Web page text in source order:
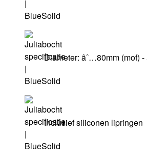
Diameter: âˆ…80mm (mof) -
Inclusief siliconen lipringen